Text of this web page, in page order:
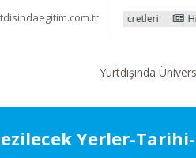
Eğitim Ücretleri Hizmetlerimiz
Yurtdışında
Yerler-